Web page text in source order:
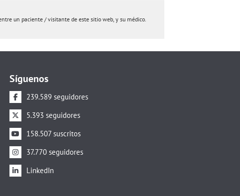
un paciente / visitante de este sitio web, y su médico.
Síguenos
239.589 seguidores
5.393 seguidores
158.507 suscritos
37.770 seguidores
LinkedIn